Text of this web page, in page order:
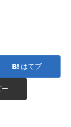
はてブ
ー